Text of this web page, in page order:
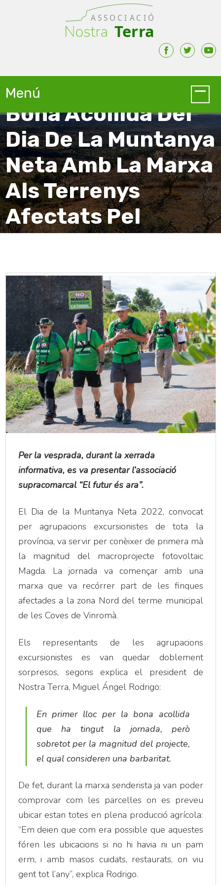
Menú
Bona Acollida Del
Dia De La Muntanya
Neta Amb La Marxa
Als Terrenys
Afectats Pel
Magda
Per la vesprada, durant la xerrada
informativa, es va presentar l’associació
supracomarcal “El futur és ara”.
El Dia de la Muntanya Neta 2022, convocat
per agrupacions excursionistes de tota la
província, va servir per conèixer de primera mà
la magnitud del macroprojecte fotovoltaic
Magda. La jornada va començar amb una
marxa que va recórrer part de les finques
afectades a la zona Nord del terme municipal
de les Coves de Vinromà.
Els representants de les agrupacions
excursionistes es van quedar doblement
sorpresos, segons explica el president de
Nostra Terra, Miguel Ángel Rodrigo:
En primer lloc per la bona acollida
que ha tingut la jornada, però
sobretot per la magnitud del projecte,
el qual consideren una barbaritat.
De fet, durant la marxa senderista ja van poder
comprovar com les parcel·les on es preveu
ubicar estan totes en plena producció agrícola:
“Em deien que com era possible que aquestes
fóren les ubicacions si no hi havia ni un pam
erm, i amb masos cuidats, restaurats, on viu
gent tot l’any”, explica Rodrigo.